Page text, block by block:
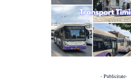
- Publicitate-